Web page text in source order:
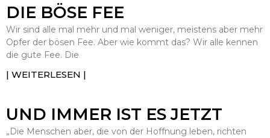
DIE BÖSE FEE
Wir sind alle mal mehr und mal weniger, meistens aber mehr
Opfer der bösen Fee. Aber wie kommt das? Wir alle kennen
die gute Fee. Die
| WEITERLESEN |
UND IMMER IST ES JETZT
„Die Menschen aber, die von der Hoffnung leben, richten